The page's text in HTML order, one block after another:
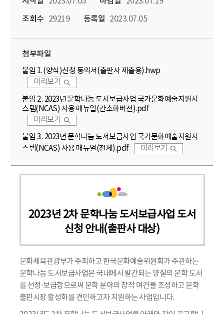
조회수
29219 등록일 2023.07.05
첨부파일
붙임 1. (양식)신청 동의서(출판사 제출용).hwp
미리보기
붙임 2 . 2023년 문학나눔 도서보급사업 국가문화예술지원시
스템(NCAS) 사용 매뉴얼(간소화버전).pdf
미리보기
붙임 3 . 2023년 문학나눔 도서보급사업 국가문화예술지원시
스템(NCAS) 사용 매뉴얼(전체).pdf
미리보기
2023년 2차 문학나눔 도서보급사업 도서
신청 안내(출판사 대상)
문화체육관광부가 주최하고 한국문화예술위원회가 주관하는
문학나눔 도서보급사업은 국내에서 발간되는 양질의 문학 도서
를 선정·보급함으로써 문학 분야의 창작 여건을 조성하고 문학
출판시장 활성화를 견인하고자 지원하는 사업입니다.